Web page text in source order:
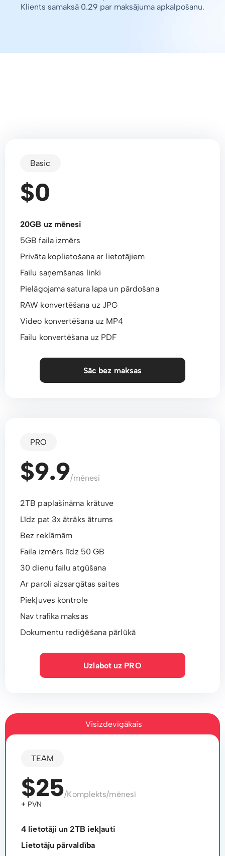
Klients samaksā 0.29 par maksājuma apkalpošanu.
Basic
$0
20GB uz mēnesi
5GB faila izmērs
Privāta koplietošana ar lietotājiem
Failu saņemšanas linki
Pielāgojama satura lapa un pārdošana
RAW konvertēšana uz JPG
Video konvertēšana uz MP4
Failu konvertēšana uz PDF
Sāc bez maksas
PRO
$9.9/mēnesī
2TB paplašināma krātuve
Līdz pat 3x ātrāks ātrums
Bez reklāmām
Faila izmērs līdz 50 GB
30 dienu failu atgūšana
Ar paroli aizsargātas saites
Piekļuves kontrole
Nav trafika maksas
Dokumentu rediģēšana pārlūkā
Uzlabot uz PRO
Visizdevīgākais
TEAM
$25/Komplekts/mēnesī
+ PVN
4 lietotāji un 2TB iekļauti
Lietotāju pārvaldība